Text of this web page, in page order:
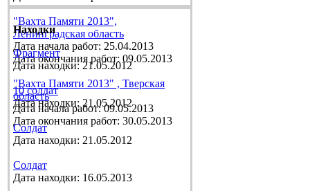
"Вахта Памяти 2013",
Ленинградская область
Дата начала работ: 25.04.2013
Дата окончания работ: 09.05.2013
"Вахта Памяти 2013" , Тверская
область
Дата начала работ: 09.05.2013
Дата окончания работ: 30.05.2013
Находки
Фрагмент
Дата находки: 21.05.2012
10 солдат
Дата находки: 21.05.2012
Солдат
Дата находки: 21.05.2012
Солдат
Дата находки: 16.05.2013